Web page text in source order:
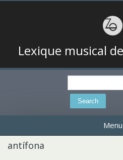
Lexique musical
Search
Menu
antífona